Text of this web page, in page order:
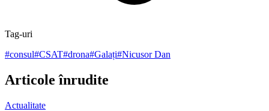
Tag-uri
#consul#CSAT#drona#Galați#Nicusor Dan
Articole înrudite
Actualitate